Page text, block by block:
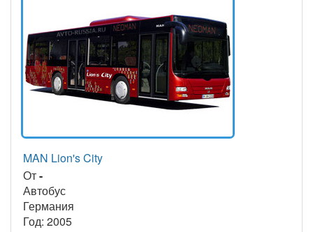
MAN Lion's City
От-
Автобус
Германия
Год: 2005